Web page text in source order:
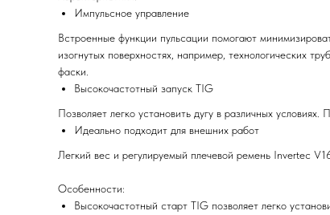
Импульсное управление
Встроенные функции пульсации помогают
изогнутых поверхностях, например, технологических
фаски.
Высокочастотный запуск TIG
Позволяет легко установить дугу в различных
Идеально подходит для внешних работ
Легкий вес и регулируемый плечевой ремень Invertec
Особенности:
Высокочастотный старт TIG позволяет легко